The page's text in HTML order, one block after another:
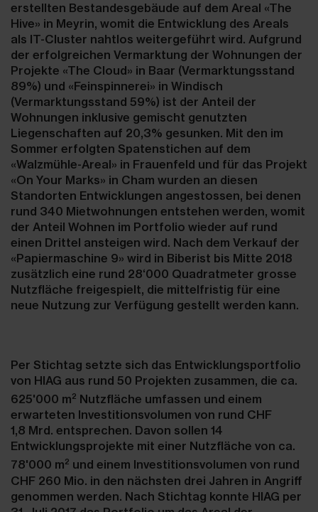
erstellten Bestandesgebäude auf dem Areal «The
Hive» in Meyrin, womit die Entwicklung des Areals
als IT-Cluster nahtlos weitergeführt wird. Aufgrund
der erfolgreichen Vermarktung der Wohnungen der
Projekte «The Cloud» in Baar (Vermarktungsstand
89%) und «Feinspinnerei» in Windisch
(Vermarktungsstand 59%) ist der Anteil der
Wohnungen inklusive gemischt genutzten
Liegenschaften auf 20,3% gesunken. Mit den im
Sommer erfolgten Spatenstichen auf dem
«Walzmühle-Areal» in Frauenfeld und für das Projekt
«On Your Marks» in Cham wurden an diesen
Standorten Entwicklungen angestossen, bei denen
rund 340 Mietwohnungen entstehen werden, womit
der Anteil Wohnen im Portfolio wieder auf rund
einen Drittel ansteigen wird. Nach dem Verkauf der
«Papiermaschine 9» wird in Biberist bis Mitte 2018
zusätzlich eine rund 28‘000 Quadratmeter grosse
Nutzfläche freigespielt, die mittelfristig für eine
neue Nutzung zur Verfügung gestellt werden kann.
Per Stichtag setzte sich das Entwicklungsportfolio
von HIAG aus rund 50 Projekten zusammen, die ca.
625'000 m2 Nutzfläche umfassen und einem
erwarteten Investitionsvolumen von rund CHF
1,8 Mrd. entsprechen. Davon sollen 14
Entwicklungsprojekte mit einer Nutzfläche von ca.
78'000 m2 und einem Investitionsvolumen von rund
CHF 260 Mio. in den nächsten drei Jahren in Angriff
genommen werden. Nach Stichtag konnte HIAG per